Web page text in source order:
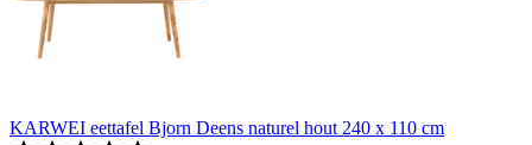
KARWEI eettafel Bjorn Deens naturel hout 240 x 110 cm